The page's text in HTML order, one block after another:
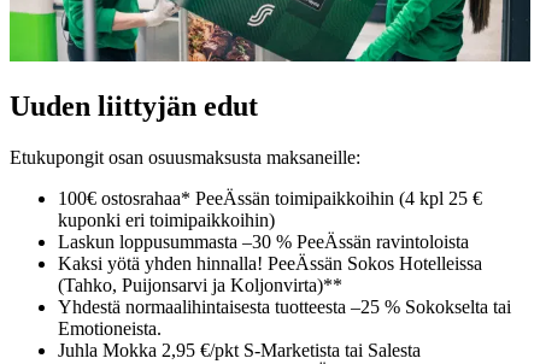
Uuden liittyjän edut
Etukupongit osan osuusmaksusta maksaneille:
100€ ostosrahaa* PeeÄssän toimipaikkoihin (4 kpl 25 €
kuponki eri toimipaikkoihin)
Laskun loppusummasta –30 % PeeÄssän ravintoloista
Kaksi yötä yhden hinnalla! PeeÄssän Sokos Hotelleissa
(Tahko, Puijonsarvi ja Koljonvirta)**
Yhdestä normaalihintaisesta tuotteesta –25 % Sokokselta tai
Emotioneista.
Juhla Mokka 2,95 €/pkt S-Marketista tai Salesta